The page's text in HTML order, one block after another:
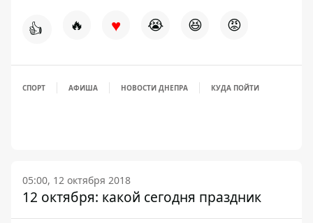
👍 🔥 ♥ 😭 😆 😡
СПОРТ АФИША НОВОСТИ ДНЕПРА КУДА ПОЙТИ
05:00, 12 октября 2018
12 октября: какой сегодня праздник